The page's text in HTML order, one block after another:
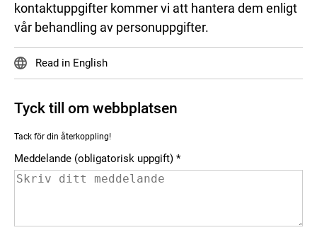
kontaktuppgifter kommer vi att hantera dem enligt
vår behandling av personuppgifter.
Read in English
Tyck till om webbplatsen
Tack för din återkoppling!
Meddelande (obligatorisk uppgift)